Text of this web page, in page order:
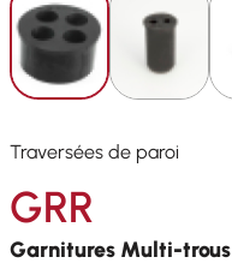
Traversées de paroi
GRR
Garnitures Multi-trous